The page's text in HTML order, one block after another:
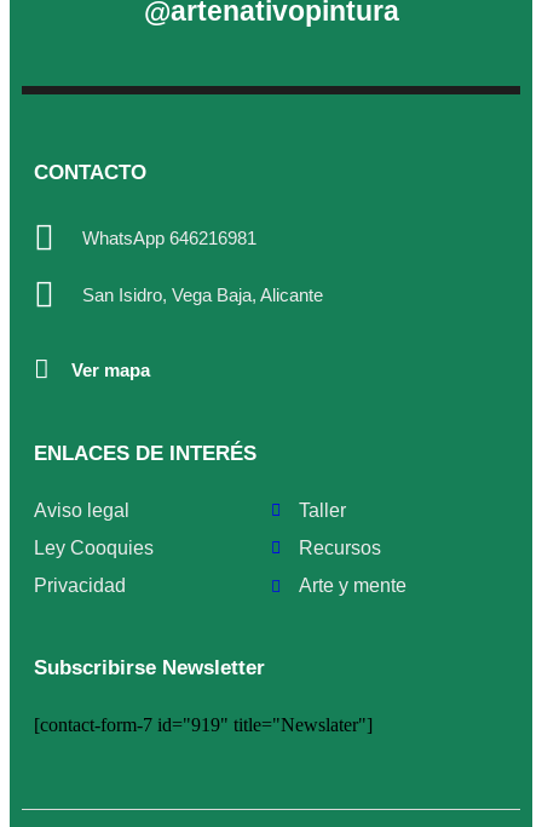
@artenativopintura
CONTACTO
WhatsApp 646216981
San Isidro, Vega Baja, Alicante
Ver mapa
ENLACES DE INTERÉS
Aviso legal
Ley Cooquies
Privacidad
Taller
Recursos
Arte y mente
Subscribirse Newsletter
[contact-form-7 id="919" title="Newslater"]